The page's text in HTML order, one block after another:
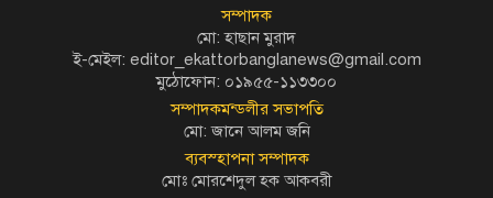
সম্পাদক
মো: হাছান মুরাদ
ই-মেইল: editor_ekattorbanglanews@gmail.com
মুঠোফোন: ০১৯৫৫-১১৩৩০০
সম্পাদকমন্ডলীর সভাপতি
মো: জানে আলম জনি
ব্যবস্হাপনা সম্পাদক
মোঃ মোরশেদুল হক আকবরী